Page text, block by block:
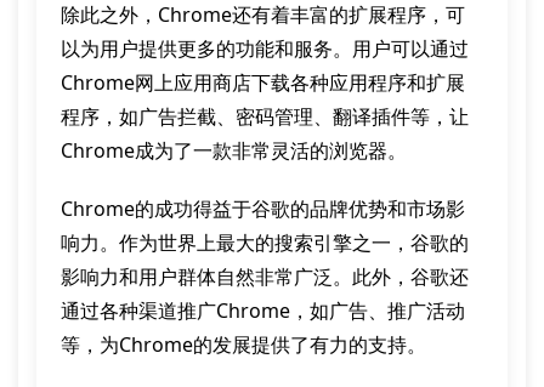
除此之外，Chrome还有着丰富的扩展程序，可
以为用户提供更多的功能和服务。用户可以通过
Chrome网上应用商店下载各种应用程序和扩展
程序，如广告拦截、密码管理、翻译插件等，让
Chrome成为了一款非常灵活的浏览器。
Chrome的成功得益于谷歌的品牌优势和市场影
响力。作为世界上最大的搜索引擎之一，谷歌的
影响力和用户群体自然非常广泛。此外，谷歌还
通过各种渠道推广Chrome，如广告、推广活动
等，为Chrome的发展提供了有力的支持。